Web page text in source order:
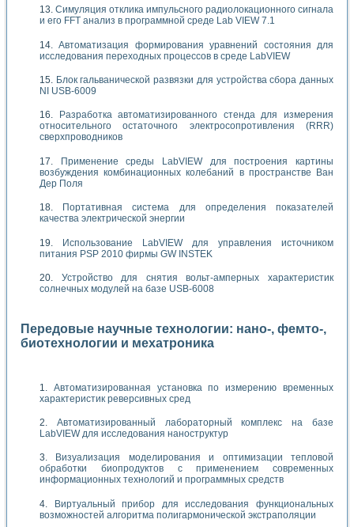
Симуляция отклика импульсного радиолокационного сигнала
и его FFT анализ в программной среде Lab VIEW 7.1
Автоматизация формирования уравнений состояния для
исследования переходных процессов в среде LabVIEW
Блок гальванической развязки для устройства сбора данных
NI USB-6009
Разработка автоматизированного стенда для измерения
относительного остаточного электросопротивления (RRR)
сверхпроводников
Применение среды LabVIEW для построения картины
возбуждения комбинационных колебаний в пространстве Ван
Дер Поля
Портативная система для определения показателей
качества электрической энергии
Использование LabVIEW для управления источником
питания PSP 2010 фирмы GW INSTEK
Устройство для снятия вольт-амперных характеристик
солнечных модулей на базе USB-6008
Передовые научные технологии: нано-, фемто-,
биотехнологии и мехатроника
Автоматизированная установка по измерению временных
характеристик реверсивных сред
Автоматизированный лабораторный комплекс на базе
LabVIEW для исследования наноструктур
Визуализация моделирования и оптимизации тепловой
обработки биопродуктов с применением современных
информационных технологий и программных средств
Виртуальный прибор для исследования функциональных
возможностей алгоритма полигармонической экстраполяции